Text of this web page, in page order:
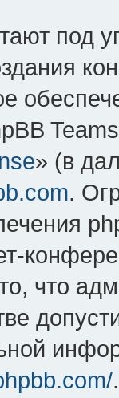
под
» (в
.
что
.